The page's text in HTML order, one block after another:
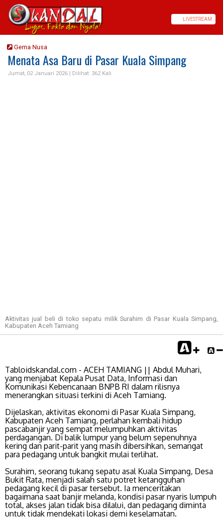
LIVESTREAM
Gema Nusa
Menata Asa Baru di Pasar Kuala Simpang
Jumat, 02 Januari 2026 | Dilihat: 362 Kali
Aktivitas jual beli di toko sepatu milik Surahim di Pasar Kuala Simpang,
Kabupaten Aceh Tamiang
Tabloidskandal.com - ACEH TAMIANG || Abdul Muhari,
yang menjabat Kepala Pusat Data, Informasi dan
Komunikasi Kebencanaan BNPB RI dalam rilisnya
menerangkan situasi terkini di Aceh Tamiang.
Dijelaskan, aktivitas ekonomi di Pasar Kuala Simpang,
Kabupaten Aceh Tamiang, perlahan kembali hidup
pascabanjir yang sempat melumpuhkan aktivitas
perdagangan. Di balik lumpur yang belum sepenuhnya
kering dan parit-parit yang masih dibersihkan, semangat
para pedagang untuk bangkit mulai terlihat.
Surahim, seorang tukang sepatu asal Kuala Simpang, Desa
Bukit Rata, menjadi salah satu potret ketangguhan
pedagang kecil di pasar tersebut. Ia menceritakan
bagaimana saat banjir melanda, kondisi pasar nyaris lumpuh
total, akses jalan tidak bisa dilalui, dan pedagang diminta
untuk tidak mendekati lokasi demi keselamatan.